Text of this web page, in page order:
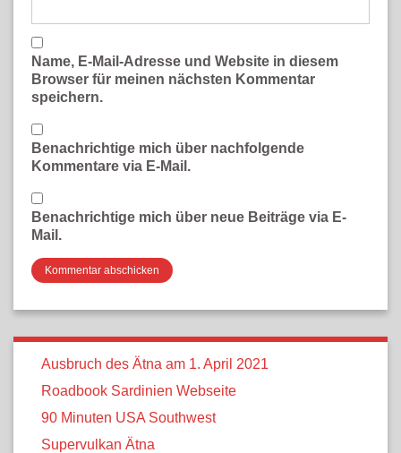
Name, E-Mail-Adresse und Website in diesem
Browser für meinen nächsten Kommentar
speichern.
Benachrichtige mich über nachfolgende
Kommentare via E-Mail.
Benachrichtige mich über neue Beiträge via E-
Mail.
Ausbruch des Ätna am 1. April 2021
Roadbook Sardinien Webseite
90 Minuten USA Southwest
Supervulkan Ätna